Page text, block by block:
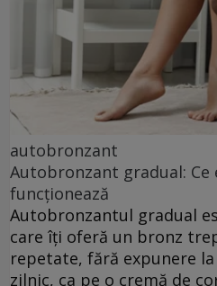
autobronzant
Autobronzant gradual: Ce
funcționează
Autobronzantul gradual
care îți oferă un bronz
repetate, fără expunere
zilnic, ca pe o cremă de